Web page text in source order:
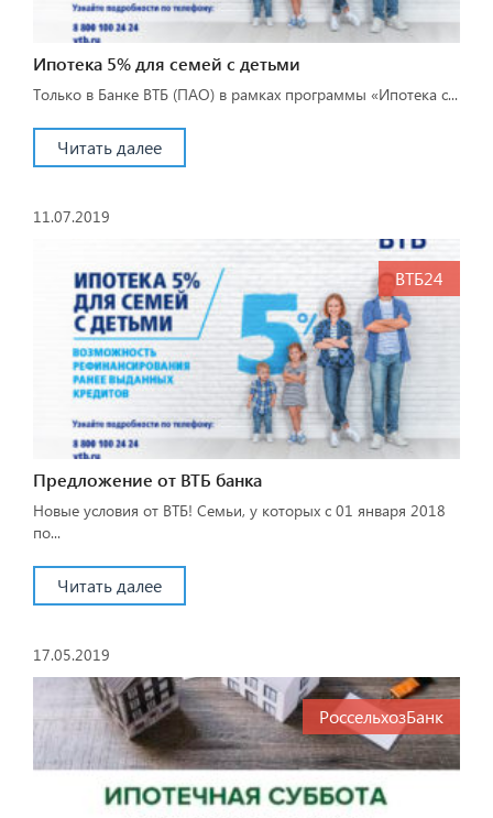
Ипотека 5% для семей с детьми
Только в Банке ВТБ (ПАО) в рамках программы «Ипотека с...
Читать далее
11.07.2019
ВТБ24
Предложение от ВТБ банка
Новые условия от ВТБ! Семьи, у которых с 01 января 2018
по...
Читать далее
17.05.2019
РоссельхозБанк